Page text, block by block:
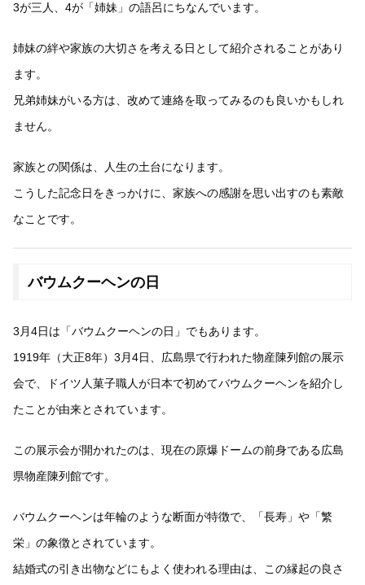
3が三人、4が「姉妹」の語呂にちなんでいます。
姉妹の絆や家族の大切さを考える日として紹介されることがあり
ます。
兄弟姉妹がいる方は、改めて連絡を取ってみるのも良いかもしれ
ません。
家族との関係は、人生の土台になります。
こうした記念日をきっかけに、家族への感謝を思い出すのも素敵
なことです。
バウムクーヘンの日
3月4日は「バウムクーヘンの日」でもあります。
1919年（大正8年）3月4日、広島県で行われた物産陳列館の展示
会で、ドイツ人菓子職人が日本で初めてバウムクーヘンを紹介し
たことが由来とされています。
この展示会が開かれたのは、現在の原爆ドームの前身である広島
県物産陳列館です。
バウムクーヘンは年輪のような断面が特徴で、「長寿」や「繁
栄」の象徴とされています。
結婚式の引き出物などにもよく使われる理由は、この縁起の良さ